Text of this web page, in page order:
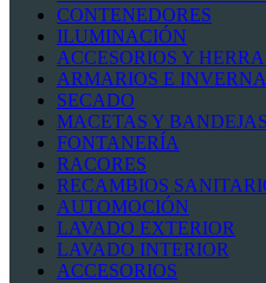
CONTENEDORES
ILUMINACIÓN
ACCESORIOS Y
ARMARIOS E
SECADO
MACETAS Y BANDEJAS
FONTANERÍA
RACORES
RECAMBIOS
AUTOMOCIÓN
LAVADO EXTERIOR
LAVADO INTERIOR
ACCESORIOS